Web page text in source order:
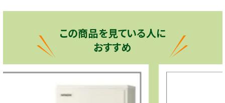
この商品を見ている人に
おすすめ